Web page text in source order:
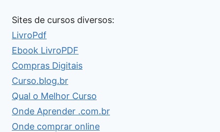
Sites de cursos diversos:
LivroPdf
Ebook LivroPDF
Compras Digitais
Curso.blog.br
Qual o Melhor Curso
Onde Aprender .com.br
Onde comprar online